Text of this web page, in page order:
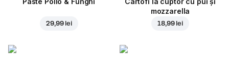
29,99 lei
mozzarella
18,99 lei